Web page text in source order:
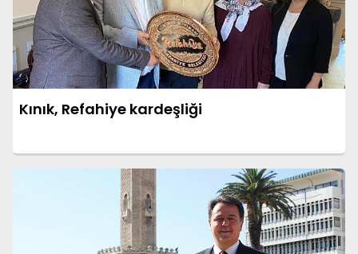
Kınık, Refahiye kardeşliği